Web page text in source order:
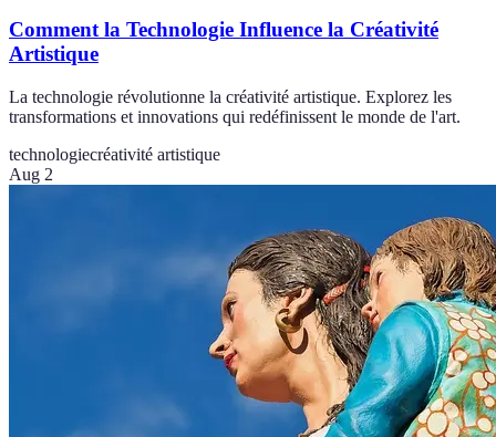
Comment la Technologie Influence la Créativité
Artistique
La technologie révolutionne la créativité artistique. Explorez les
transformations et innovations qui redéfinissent le monde de l'art.
technologiecréativité artistique
Aug 2